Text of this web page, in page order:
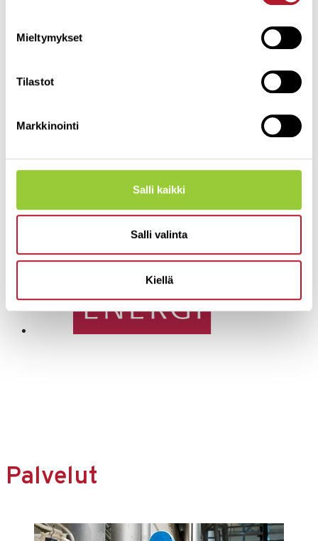
Mieltymykset
Tilastot
Markkinointi
Salli kaikki
Salli valinta
Kiellä
Palvelut